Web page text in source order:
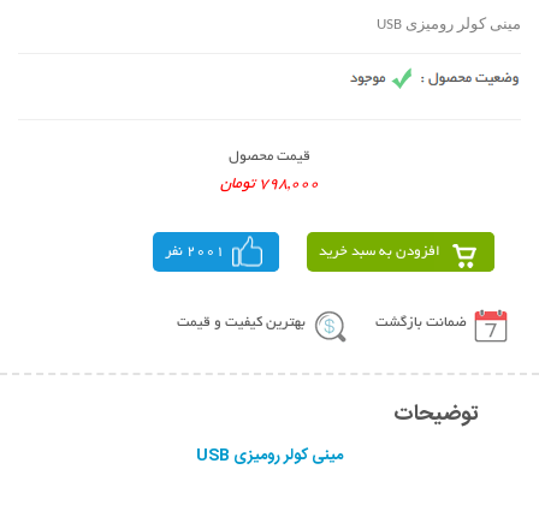
مينی کولر روميزی USB
قیمت محصول
798,000 تومان
افزودن به سبد خرید 2001 نفر
ضمانت بازگشت بهترین کیفیت و قیمت
توضیحات
مينی كولر روميزی USB